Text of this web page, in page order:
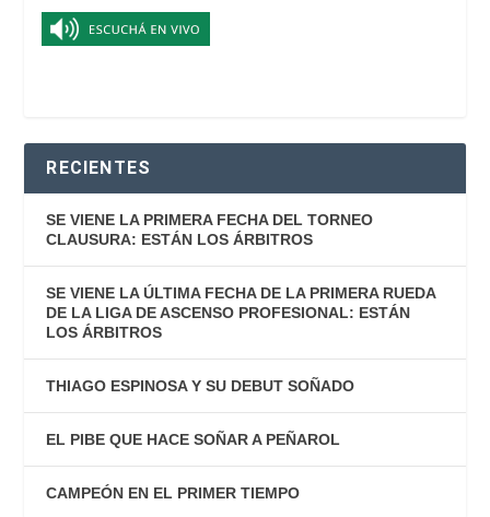
RECIENTES
SE VIENE LA PRIMERA FECHA DEL TORNEO
CLAUSURA: ESTÁN LOS ÁRBITROS
SE VIENE LA ÚLTIMA FECHA DE LA PRIMERA RUEDA
DE LA LIGA DE ASCENSO PROFESIONAL: ESTÁN
LOS ÁRBITROS
THIAGO ESPINOSA Y SU DEBUT SOÑADO
EL PIBE QUE HACE SOÑAR A PEÑAROL
CAMPEÓN EN EL PRIMER TIEMPO